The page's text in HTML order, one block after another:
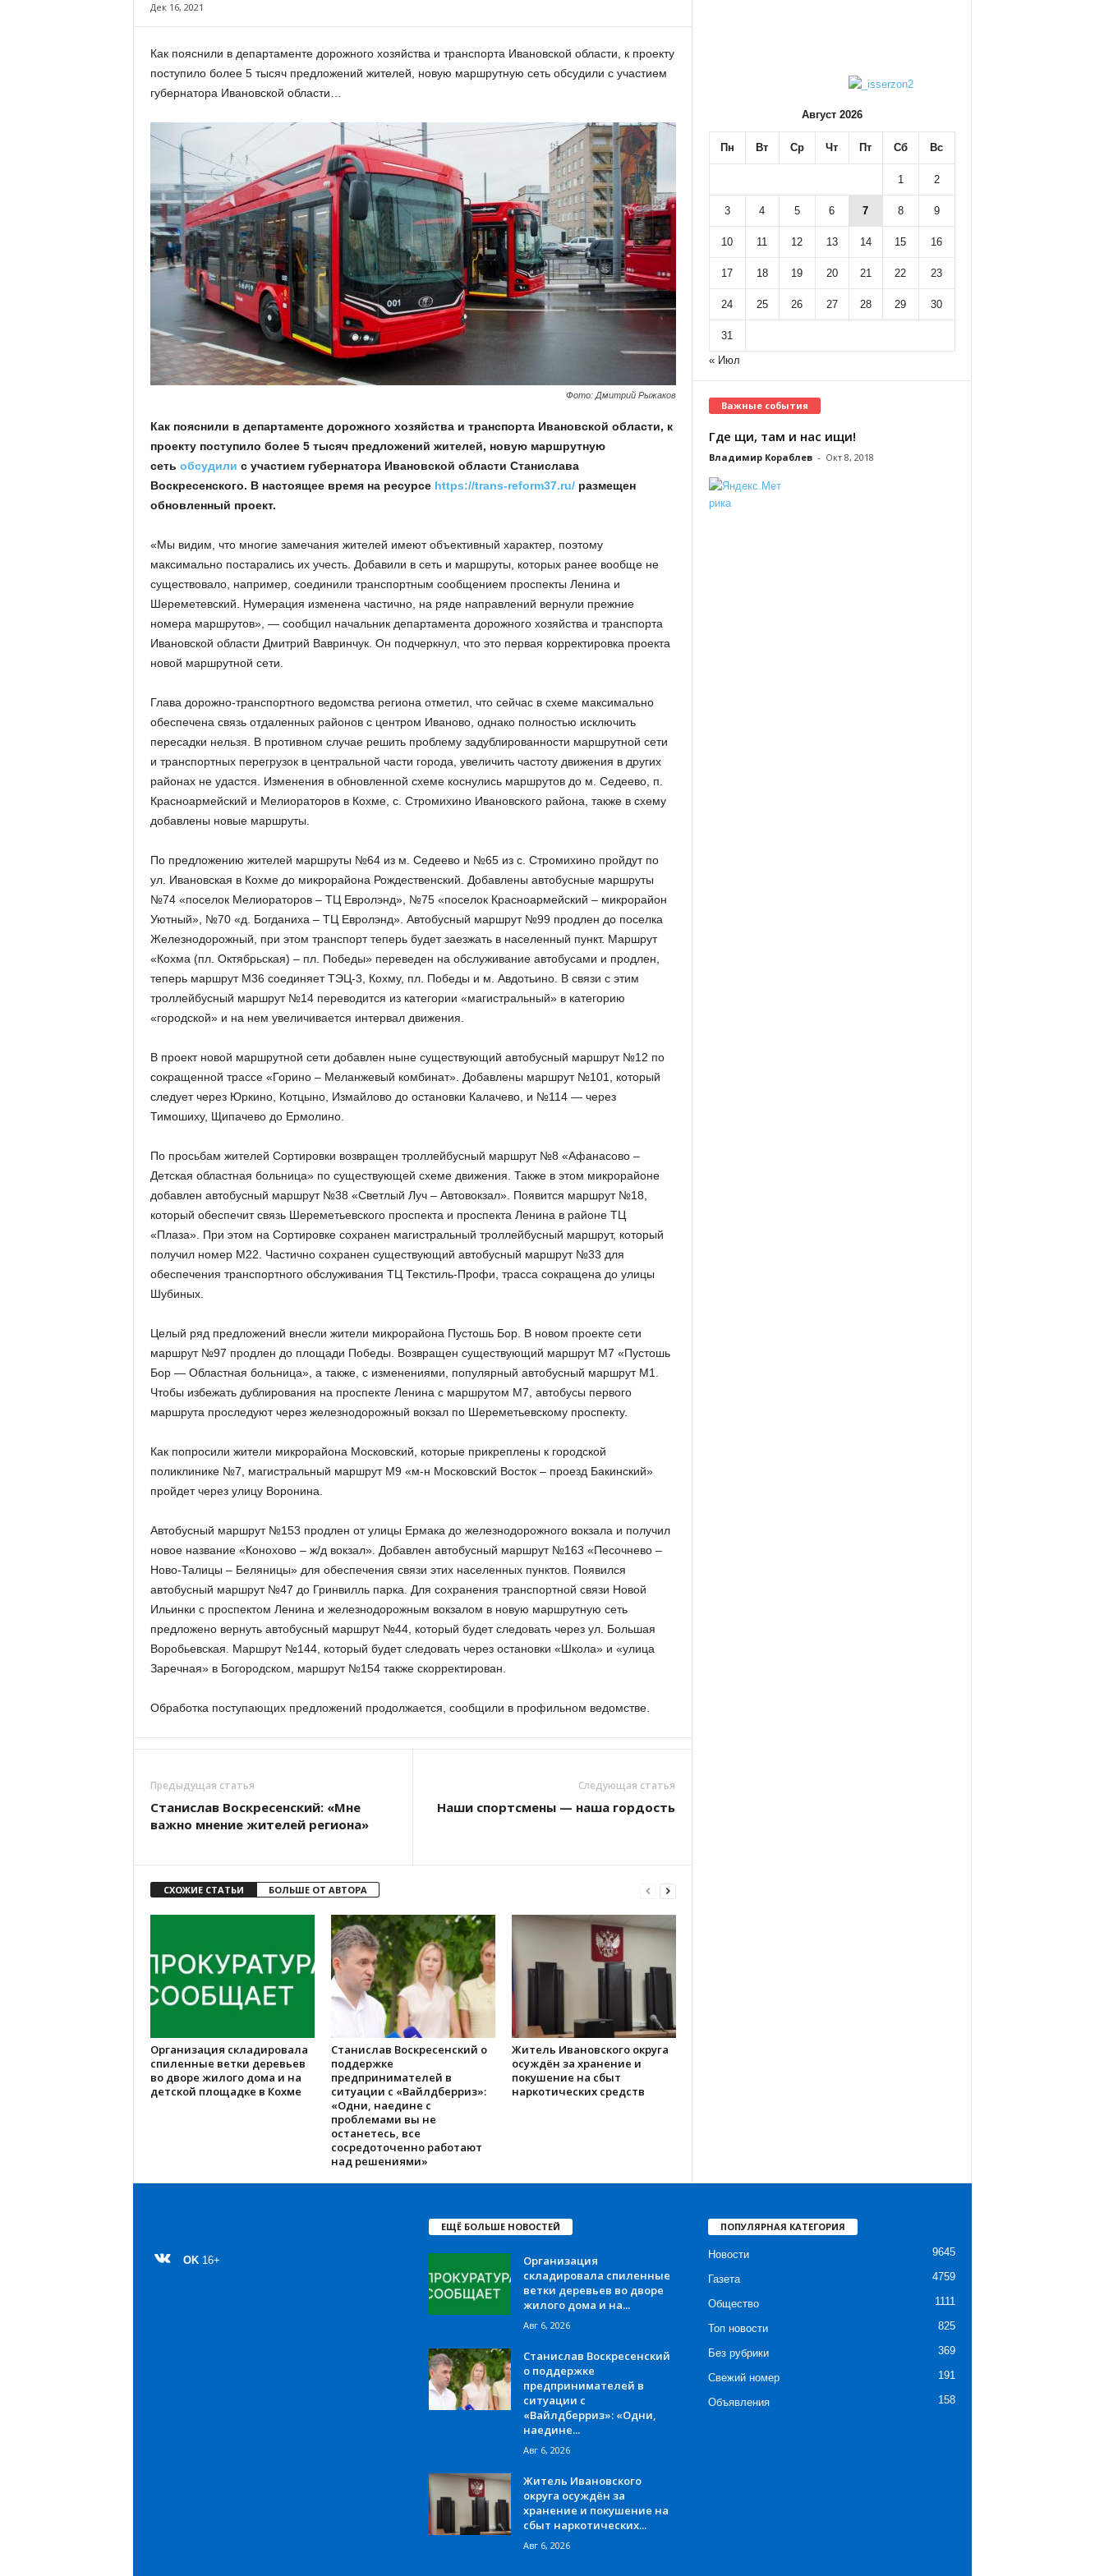
м
Дек 16, 2021
Как пояснили в департаменте дорожного хозяйства и транспорта Ивановской области, к проекту
поступило более 5 тысяч предложений жителей, новую маршрутную сеть обсудили с участием
губернатора Ивановской области…
Фото: Дмитрий Рыжаков
Как пояснили в департаменте дорожного хозяйства и транспорта Ивановской области, к
проекту поступило более 5 тысяч предложений жителей, новую маршрутную
сеть обсудили с участием губернатора Ивановской области Станислава
Воскресенского. В настоящее время на ресурсе https://trans-reform37.ru/размещен
обновленный проект.
«Мы видим, что многие замечания жителей имеют объективный характер, поэтому
максимально постарались их учесть. Добавили в сеть и маршруты, которых ранее вообще не
существовало, например, соединили транспортным сообщением проспекты Ленина и
Шереметевский. Нумерация изменена частично, на ряде направлений вернули прежние
номера маршрутов», — сообщил начальник департамента дорожного хозяйства и транспорта
Ивановской области Дмитрий Вавринчук. Он подчеркнул, что это первая корректировка проекта
новой маршрутной сети.
Глава дорожно-транспортного ведомства региона отметил, что сейчас в схеме максимально
обеспечена связь отдаленных районов с центром Иваново, однако полностью исключить
пересадки нельзя. В противном случае решить проблему задублированности маршрутной сети
и транспортных перегрузок в центральной части города, увеличить частоту движения в других
районах не удастся. Изменения в обновленной схеме коснулись маршрутов до м. Седеево, п.
Красноармейский и Мелиораторов в Кохме, с. Стромихино Ивановского района, также в схему
добавлены новые маршруты.
По предложению жителей маршруты №64 из м. Седеево и №65 из с. Стромихино пройдут по
ул. Ивановская в Кохме до микрорайона Рождественский. Добавлены автобусные маршруты
№74 «поселок Мелиораторов – ТЦ Евролэнд», №75 «поселок Красноармейский – микрорайон
Уютный», №70 «д. Богданиха – ТЦ Евролэнд». Автобусный маршрут №99 продлен до поселка
Железнодорожный, при этом транспорт теперь будет заезжать в населенный пункт. Маршрут
«Кохма (пл. Октябрьская) – пл. Победы» переведен на обслуживание автобусами и продлен,
теперь маршрут М36 соединяет ТЭЦ-3, Кохму, пл. Победы и м. Авдотьино. В связи с этим
троллейбусный маршрут №14 переводится из категории «магистральный» в категорию
«городской» и на нем увеличивается интервал движения.
В проект новой маршрутной сети добавлен ныне существующий автобусный маршрут №12 по
сокращенной трассе «Горино – Меланжевый комбинат». Добавлены маршрут №101, который
следует через Юркино, Котцыно, Измайлово до остановки Калачево, и №114 — через
Тимошиху, Щипачево до Ермолино.
По просьбам жителей Сортировки возвращен троллейбусный маршрут №8 «Афанасово –
Детская областная больница» по существующей схеме движения. Также в этом микрорайоне
добавлен автобусный маршрут №38 «Светлый Луч – Автовокзал». Появится маршрут №18,
который обеспечит связь Шереметьевского проспекта и проспекта Ленина в районе ТЦ
«Плаза». При этом на Сортировке сохранен магистральный троллейбусный маршрут, который
получил номер М22. Частично сохранен существующий автобусный маршрут №33 для
обеспечения транспортного обслуживания ТЦ Текстиль-Профи, трасса сокращена до улицы
Шубиных.
Целый ряд предложений внесли жители микрорайона Пустошь Бор. В новом проекте сети
маршрут №97 продлен до площади Победы. Возвращен существующий маршрут М7 «Пустошь
Бор — Областная больница», а также, с изменениями, популярный автобусный маршрут М1.
Чтобы избежать дублирования на проспекте Ленина с маршрутом М7, автобусы первого
маршрута проследуют через железнодорожный вокзал по Шереметьевскому проспекту.
Как попросили жители микрорайона Московский, которые прикреплены к городской
поликлинике №7, магистральный маршрут М9 «м-н Московский Восток – проезд Бакинский»
пройдет через улицу Воронина.
Автобусный маршрут №153 продлен от улицы Ермака до железнодорожного вокзала и получил
новое название «Конохово – ж/д вокзал». Добавлен автобусный маршрут №163 «Песочнево –
Ново-Талицы – Беляницы» для обеспечения связи этих населенных пунктов. Появился
автобусный маршрут №47 до Гринвилль парка. Для сохранения транспортной связи Новой
Ильинки с проспектом Ленина и железнодорожным вокзалом в новую маршрутную сеть
предложено вернуть автобусный маршрут №44, который будет следовать через ул. Большая
Воробьевская. Маршрут №144, который будет следовать через остановки «Школа» и «улица
Заречная» в Богородском, маршрут №154 также скорректирован.
Обработка поступающих предложений продолжается, сообщили в профильном ведомстве.
Предыдущая статья
Станислав Воскресенский: «Мне
важно мнение жителей региона»
Следующая статья
Наши спортсмены — наша гордость
СХОЖИЕ СТАТЬИ БОЛЬШЕ ОТ АВТОРА
Организация складировала
спиленные ветки деревьев
во дворе жилого дома и на
детской площадке в Кохме
Станислав Воскресенский о
поддержке
предпринимателей в
ситуации с «Вайлдберриз»:
«Одни, наедине с
проблемами вы не
останетесь, все
сосредоточенно работают
над решениями»
Житель Ивановского округа
осуждён за хранение и
покушение на сбыт
наркотических средств
Август 2026
Пн Вт Ср Чт Пт Сб Вс
1 2
3 4 5 6 7 8 9
10 11 12 13 14 15 16
17 18 19 20 21 22 23
24 25 26 27 28 29 30
31
« Июл
Важные события
Где щи, там и нас ищи!
Владимир Кораблев - Окт 8, 2018
OK 16+
ЕЩЁ БОЛЬШЕ НОВОСТЕЙ
Организация
складировала спиленные
ветки деревьев во дворе
жилого дома и на...
Авг 6, 2026
Станислав Воскресенский
о поддержке
предпринимателей в
ситуации с
«Вайлдберриз»: «Одни,
наедине...
Авг 6, 2026
Житель Ивановского
округа осуждён за
хранение и покушение на
сбыт наркотических...
Авг 6, 2026
ПОПУЛЯРНАЯ КАТЕГОРИЯ
Новости 9645
Газета 4759
Общество 1111
Топ новости 825
Без рубрики 369
Свежий номер 191
Объявления 158